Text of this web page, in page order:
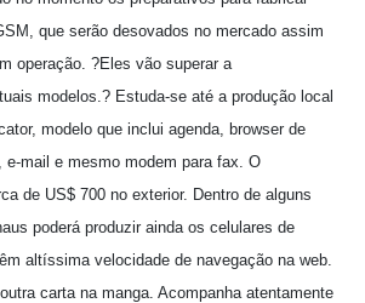
que serão desovados no mercado assim
operação. ?Eles vão superar a
modelos.? Estuda-se até a produção local
modelo que inclui agenda, browser de
e-mail e mesmo modem para fax. O
de US$ 700 no exterior. Dentro de alguns
poderá produzir ainda os celulares de
altíssima velocidade de navegação na web.
carta na manga. Acompanha atentamente